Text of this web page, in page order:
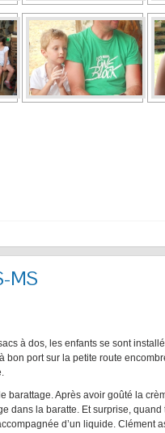
MS
à dos, les enfants se sont
bon port sur la petite route
barattage. Après avoir goûté la
dans la baratte. Et surprise, quand
d’un liquide. Clément